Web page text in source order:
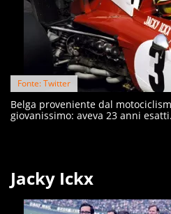
Fonte: Twitter
Belga proveniente dal
giovanissimo: aveva 23 anni esatti.
Jacky Ickx